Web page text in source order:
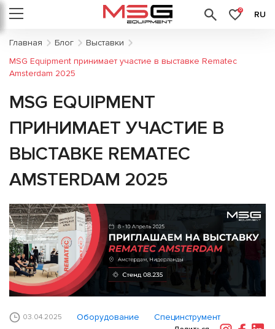
0 RU
Главная Блог
Выставки
MSG Equipment принимает участие в выставке Rematec
Amsterdam 2025
MSG EQUIPMENT
ПРИНИМАЕТ УЧАСТИЕ В
ВЫСТАВКЕ REMATEC
AMSTERDAM 2025
03.04.2025 Оборудование Специнструмент